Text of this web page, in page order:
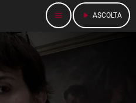
menu play_arrow ASCOLTA